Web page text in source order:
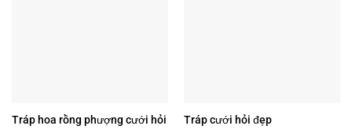
Tráp hoa rồng phượng cưới hỏi Tráp cưới hỏi đẹp